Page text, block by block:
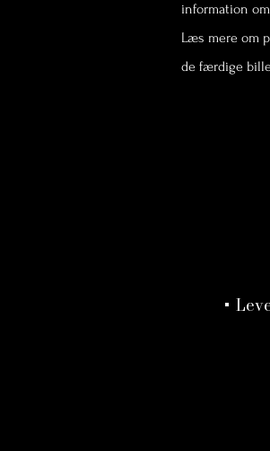
information
Læs mere om
de færdige
+